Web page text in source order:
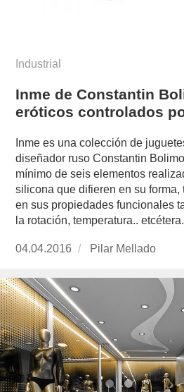
Industrial
Inme de Constantin
eróticos controlados
Inme es una colección de
diseñador ruso Constantin
mínimo de seis elementos
silicona que difieren en su forma,
en sus propiedades funcionales
la rotación, temperatura.. etcétera.
Publicado
04.04.2016
https://
Pilar Mellado